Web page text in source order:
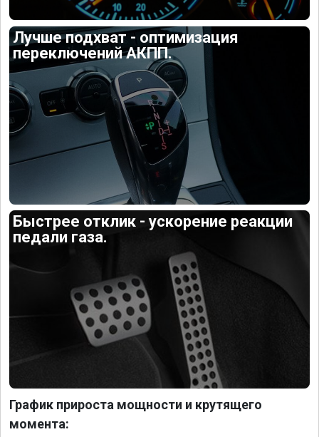
Лучше подхват - оптимизация
переключений АКПП.
Быстрее отклик - ускорение реакции
педали газа.
График прироста мощности и крутящего
момента: